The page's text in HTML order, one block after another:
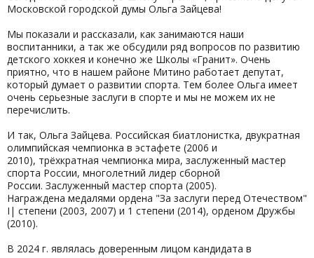
Московской городской думы Ольга Зайцева!
Мы показали и рассказали, как занимаются наши
воспитанники, а так же обсудили ряд вопросов по развитию
детского хоккея и конечно же Школы «Гранит». Очень
приятно, что в нашем районе Митино работает депутат,
который думает о развитии спорта. Тем более Ольга имеет
очень серьезные заслуги в спорте и мы не можем их не
перечислить.
И так, Ольга Зайцева. Российская биатлонистка, двукратная
олимпийская чемпионка в эстафете (2006 и
2010), трёхкратная чемпионка мира, заслуженный мастер
спорта России, многолетний лидер сборной
России. Заслуженный мастер спорта (2005).
Награждена медалями ордена "За заслуги перед Отечеством"
І| степени (2003, 2007) и 1 степени (2014), орденом Дружбы
(2010).
В 2024 г. являлась доверенным лицом кандидата в